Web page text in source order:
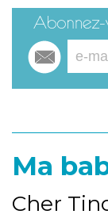
Ma
Cher